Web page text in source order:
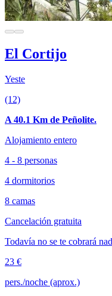
El Cortijo
Yeste
(12)
A 40.1 Km de Peñolite.
Alojamiento entero
4 - 8 personas
4 dormitorios
8 camas
Cancelación gratuita
Todavía no se te cobrará
23 €
pers./noche (aprox.)